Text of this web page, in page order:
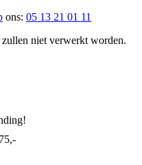
ons: 05 13 21 01 11
niet verwerkt worden.